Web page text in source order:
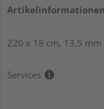
Artikelinformationen
220 x 18 cm, 13,5
Services